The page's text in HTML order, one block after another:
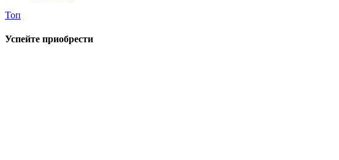
Топ
Успейте приобрести